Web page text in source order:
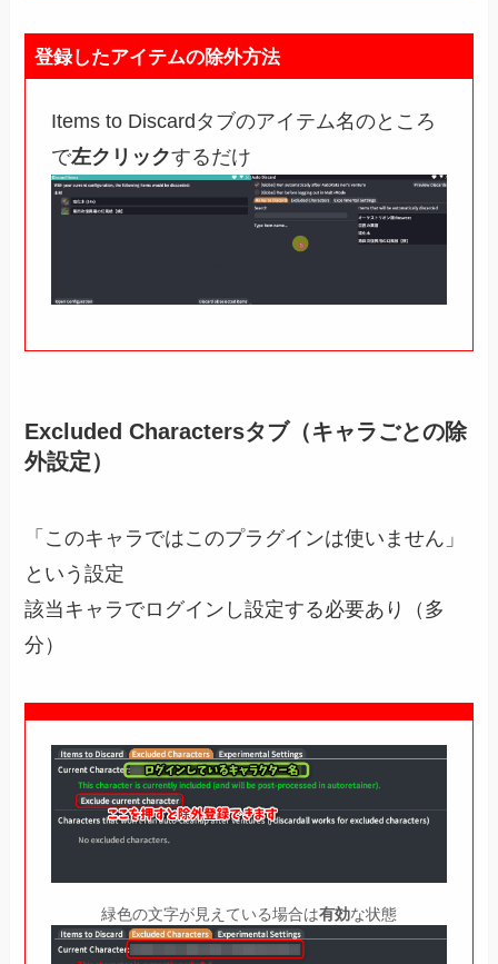
登録したアイテムの除外方法
Items to Discardタブのアイテム名のところ
で左クリックするだけ
Excluded Charactersタブ（キャラごとの除
外設定）
「このキャラではこのプラグインは使いません」
という設定
該当キャラでログインし設定する必要あり（多
分）
緑色の文字が見えている場合は有効な状態